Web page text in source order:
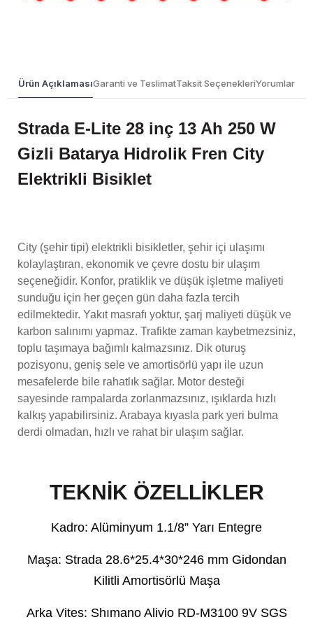
Ürün AçıklamasıGaranti ve TeslimatTaksit SeçenekleriYorumlar
Strada E-Lite 28 inç 13 Ah 250 W
Gizli Batarya Hidrolik Fren City
Elektrikli Bisiklet
City (şehir tipi) elektrikli bisikletler, şehir içi ulaşımı
kolaylaştıran, ekonomik ve çevre dostu bir ulaşım
seçeneğidir. Konfor, pratiklik ve düşük işletme maliyeti
sunduğu için her geçen gün daha fazla tercih
edilmektedir. Yakıt masrafı yoktur, şarj maliyeti düşük ve
karbon salınımı yapmaz. Trafikte zaman kaybetmezsiniz,
toplu taşımaya bağımlı kalmazsınız. Dik oturuş
pozisyonu, geniş sele ve amortisörlü yapı ile uzun
mesafelerde bile rahatlık sağlar. Motor desteği
sayesinde rampalarda zorlanmazsınız, ışıklarda hızlı
kalkış yapabilirsiniz. Arabaya kıyasla park yeri bulma
derdi olmadan, hızlı ve rahat bir ulaşım sağlar.
TEKNİK ÖZELLİKLER
Kadro: Alüminyum 1.1/8” Yarı Entegre
Maşa: Strada 28.6*25.4*30*246 mm Gidondan
Kilitli Amortisörlü Maşa
Arka Vites: Shımano Alivio RD-M3100 9V SGS